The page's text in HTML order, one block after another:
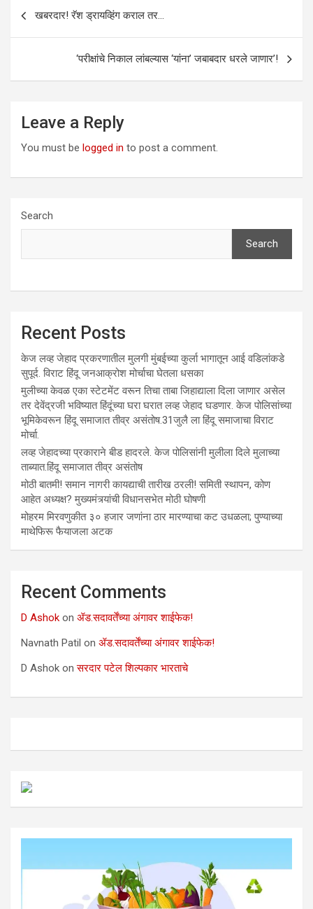
navigation
खबरदार! रॅश ड्रायव्हिंग कराल तर…
‘परीक्षांचे निकाल लांबल्यास ‘यांना’ जबाबदार धरले जाणार’!
Leave a Reply
You must be logged in to post a comment.
Search
Search
Recent Posts
केज लव्ह जेहाद प्रकरणातील मुलगी मुंबईच्या कुर्ला भागातून आई वडिलांकडे
सुपूर्द. विराट हिंदू जनआक्रोश मोर्चाचा घेतला धसका
मुलीच्या केवळ एका स्टेटमेंट वरून तिचा ताबा जिहाद्याला दिला जाणार असेल
तर देवेंद्रजी भविष्यात हिंदूंच्या घरा घरात लव्ह जेहाद घडणार. केज पोलिसांच्या
भूमिकेवरून हिंदू समाजात तीव्र असंतोष.31जुलै ला हिंदू समाजाचा विराट
मोर्चा.
लव्ह जेहादच्या प्रकाराने बीड हादरले. केज पोलिसांनी मुलीला दिले मुलाच्या
ताब्यात.हिंदू समाजात तीव्र असंतोष
मोठी बातमी! समान नागरी कायद्याची तारीख ठरली! समिती स्थापन, कोण
आहेत अध्यक्ष? मुख्यमंत्र्यांची विधानसभेत मोठी घोषणी
मोहरम मिरवणुकीत ३० हजार जणांना ठार मारण्‍याचा कट उधळला; पुण्‍याच्‍या
माथेफिरू फैयाजला अटक
Recent Comments
D Ashok on ॲड.सदावर्तेंच्या अंगावर शाईफेक!
Navnath Patil on ॲड.सदावर्तेंच्या अंगावर शाईफेक!
D Ashok onसरदार पटेल शिल्पकार भारताचे